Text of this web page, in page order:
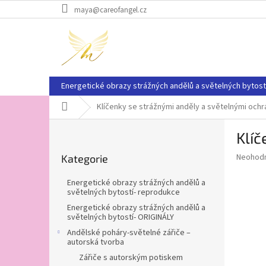
na
maya@careofangel.cz
Energetické obrazy strážných andělů a světelných
Domů Klíčenky se strážnými anděly a světelnými
kategorie
Kategorie
Energetické obrazy strážných andělů a
světelných bytostí- reprodukce
Energetické obrazy strážných andělů a
světelných bytostí- ORIGINÁLY
Andělské poháry-světelné zářiče –
autorská tvorba
Zářiče s autorským potiskem